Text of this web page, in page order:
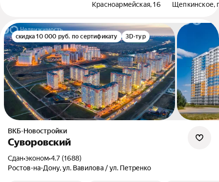
Красноармейская, 16
Щепкинское,
Ростовский
скидка 10 000 руб. по сертификату 3D-тур
ВКБ-Новостройки
Суворовский
Сдан•эконом•4.7 (1688)
Ростов-на-Дону, ул. Вавилова / ул. Петренко